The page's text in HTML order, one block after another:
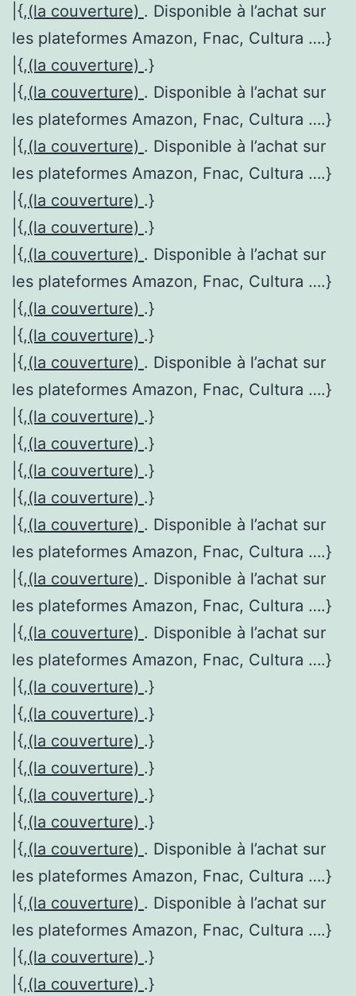
|{,(la couverture) . Disponible à l’achat sur
les plateformes Amazon, Fnac, Cultura ….}
|{,(la couverture) .}
|{,(la couverture) . Disponible à l’achat sur
les plateformes Amazon, Fnac, Cultura ….}
|{,(la couverture) . Disponible à l’achat sur
les plateformes Amazon, Fnac, Cultura ….}
|{,(la couverture) .}
|{,(la couverture) .}
|{,(la couverture) . Disponible à l’achat sur
les plateformes Amazon, Fnac, Cultura ….}
|{,(la couverture) .}
|{,(la couverture) .}
|{,(la couverture) . Disponible à l’achat sur
les plateformes Amazon, Fnac, Cultura ….}
|{,(la couverture) .}
|{,(la couverture) .}
|{,(la couverture) .}
|{,(la couverture) .}
|{,(la couverture) . Disponible à l’achat sur
les plateformes Amazon, Fnac, Cultura ….}
|{,(la couverture) . Disponible à l’achat sur
les plateformes Amazon, Fnac, Cultura ….}
|{,(la couverture) . Disponible à l’achat sur
les plateformes Amazon, Fnac, Cultura ….}
|{,(la couverture) .}
|{,(la couverture) .}
|{,(la couverture) .}
|{,(la couverture) .}
|{,(la couverture) .}
|{,(la couverture) .}
|{,(la couverture) . Disponible à l’achat sur
les plateformes Amazon, Fnac, Cultura ….}
|{,(la couverture) . Disponible à l’achat sur
les plateformes Amazon, Fnac, Cultura ….}
|{,(la couverture) .}
|{,(la couverture) .}